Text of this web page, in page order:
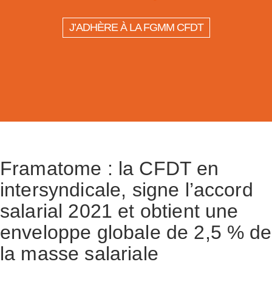
J’ADHÈRE À LA FGMM CFDT
Framatome : la CFDT en
intersyndicale, signe l’accord
salarial 2021 et obtient une
enveloppe globale de 2,5 % de
la masse salariale